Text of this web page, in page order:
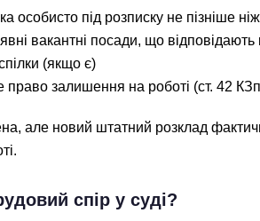
особисто під розписку не пізніше
вакантні посади, що відповідають
(якщо є)
право залишення на роботі (ст. 42
але новий штатний розклад
спір у суді?